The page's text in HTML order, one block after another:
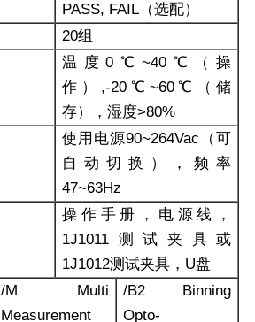
PASS, FAIL （选配）
20组
温度0℃~40℃（操
作）,-20℃~60℃（储
存），湿度>80%
使用电源90~264Vac（可
自动切换），频率
47~63Hz
操作手册，电源线，
1J1011测试夹具或
1J1012测试夹具，U盘
/M Multi
Measurement
/B2 Binning
Opto-